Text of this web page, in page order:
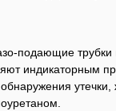
подающие трубки
индикаторным